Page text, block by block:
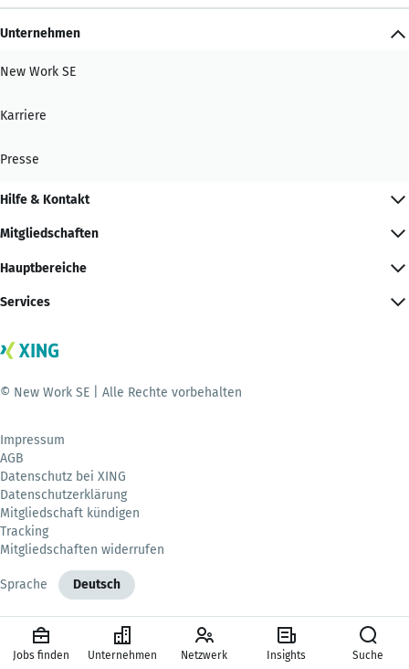
Unternehmen
New Work SE
Karriere
Presse
Hilfe & Kontakt
Mitgliedschaften
Hauptbereiche
Services
© New Work SE | Alle Rechte vorbehalten
Impressum
AGB
Datenschutz bei XING
Datenschutzerklärung
Mitgliedschaft kündigen
Tracking
Mitgliedschaften widerrufen
Sprache Deutsch
Jobs finden Unternehmen Netzwerk Insights Suche